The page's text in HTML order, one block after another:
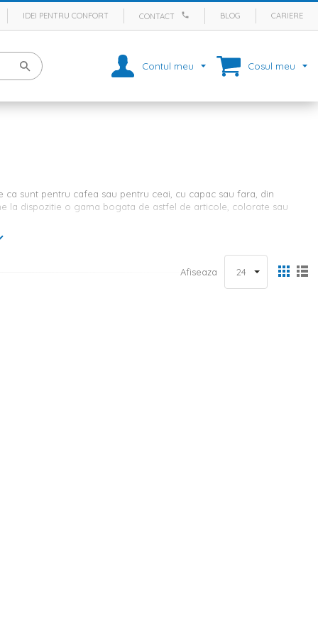
IDEI PENTRU CONFORT CONTACT BLOG CARIERE
Contul meu Cosul meu
sunt pentru cafea sau pentru ceai, cu capac sau fara, din
la dispozitie o gama bogata de astfel de articole, colorate sau
de calitate
portelanul si sunt disponbile intr-o varietate impresionanta de
set, pe site-ul nostru vei putea gasi produse de calitate, cu capac
De asemenea, poti alege articole monocrome, colorate
pentru toate gusturile. Astfel, pe langa cestile de cafea clasice,
temperaturi ridicate, ideale pentru a-ti mentine bautura calda.
un set, ideal pentru familia ta, dar si pentru un eventual
Afiseaza